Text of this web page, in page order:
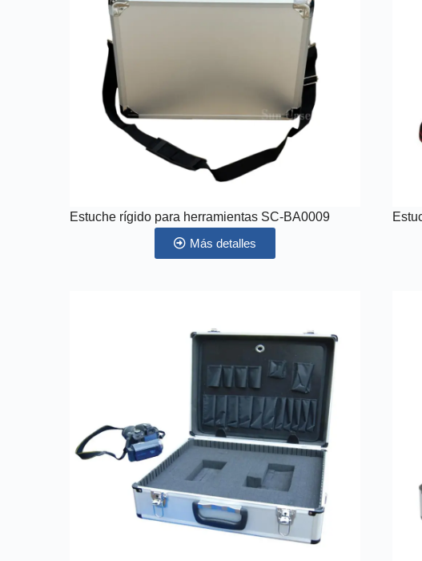
Estuche rígido para herramientas SC-BA0009
Más detalles